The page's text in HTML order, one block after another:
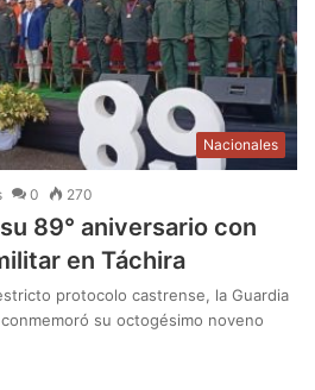
Nacionales
0 270
89° aniversario con
en Táchira
protocolo castrense, la Guardia
su octogésimo noveno